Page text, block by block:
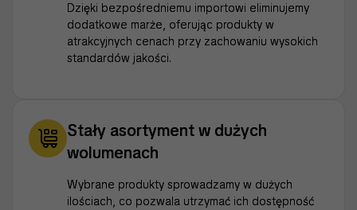
Dzięki bezpośredniemu importowi eliminujemy
dodatkowe marże, oferując produkty w
atrakcyjnych cenach przy zachowaniu wysokich
standardów jakości.
Stały asortyment w dużych
wolumenach
Wybrane produkty sprowadzamy w dużych
ilościach, co pozwala utrzymać ich dostępność